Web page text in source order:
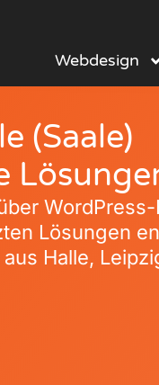
Webdesign
(Saale)
Lösungen
Halle,